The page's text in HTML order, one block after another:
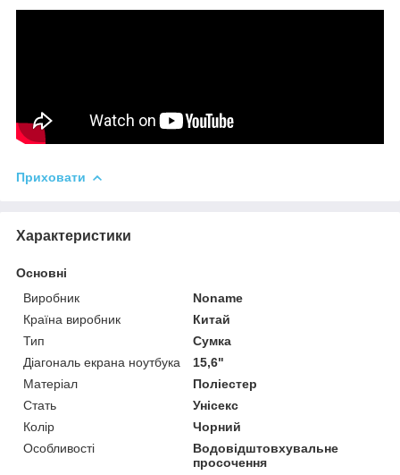
Приховати
Характеристики
Основні
Виробник
Noname
Країна виробник
Китай
Тип
Сумка
Діагональ екрана ноутбука
15,6"
Матеріал
Поліестер
Стать
Унісекс
Колір
Чорний
Особливості
Водовідштовхувальне
просочення